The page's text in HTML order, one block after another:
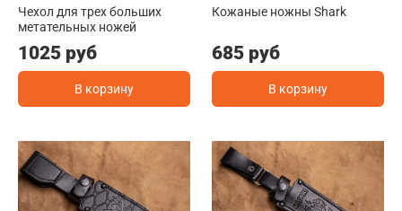
Чехол для трех больших
метательных ножей
1025 руб
В корзину
Кожаные ножны Shark
685 руб
В корзину